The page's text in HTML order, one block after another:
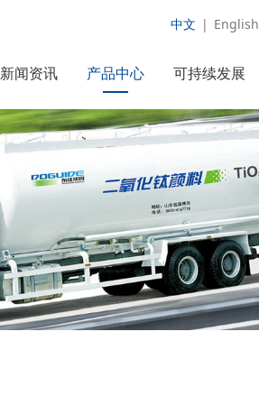
中文 | English
新闻资讯 产品中心 可持续发展